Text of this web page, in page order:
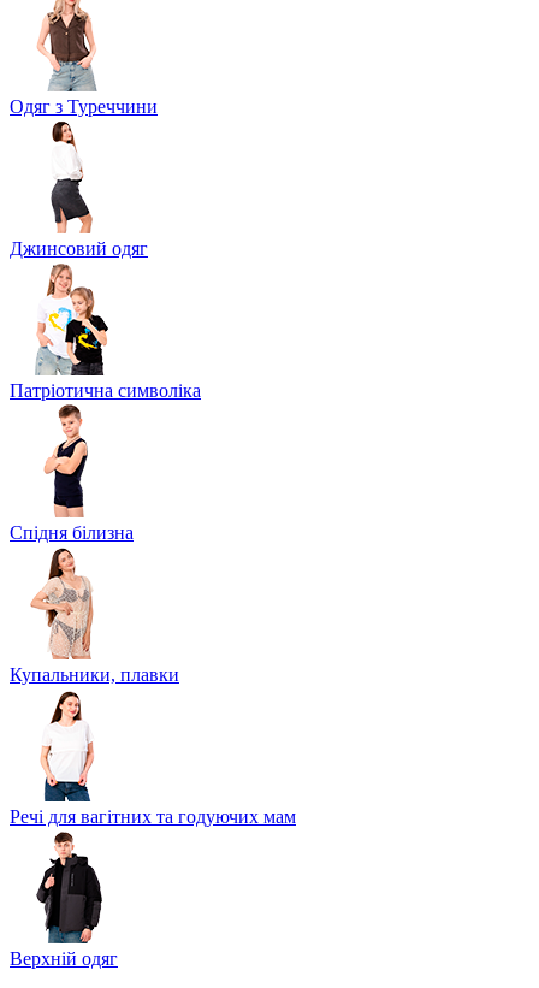
Одяг з Туреччини
Джинсовий одяг
Патріотична символіка
Спідня білизна
Купальники, плавки
Речі для вагітних та годуючих мам
Верхній одяг